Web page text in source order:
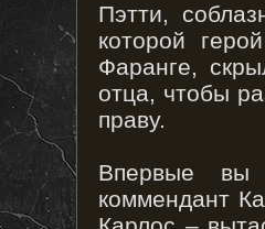
Пэтти,
которой
Фаранге,
отца, чтобы
праву.
Впервые вы
коммендант